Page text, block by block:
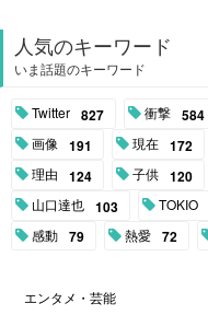
人気のキーワード
いま話題のキーワード
Twitter 827 衝撃 584
画像 191 現在 172
理由 124 子供 120
山口達也 103 TOKIO
感動 79 熱愛 72
エンタメ・芸能